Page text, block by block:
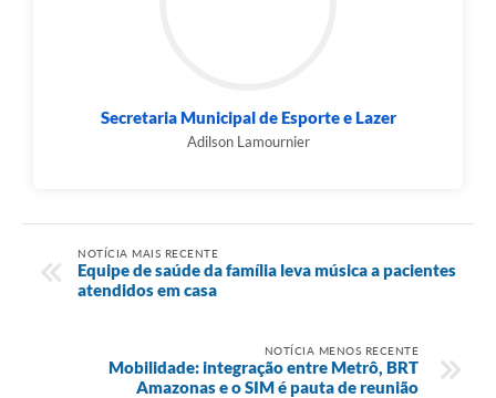
Secretaria Municipal de Esporte e Lazer
Adilson Lamournier
NOTÍCIA MAIS RECENTE
Equipe de saúde da família leva música a pacientes
atendidos em casa
NOTÍCIA MENOS RECENTE
Mobilidade: integração entre Metrô, BRT
Amazonas e o SIM é pauta de reunião